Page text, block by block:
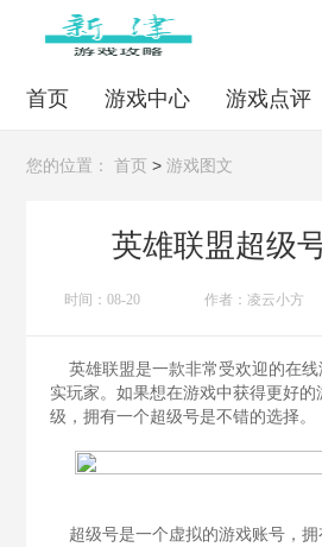
首页 游戏中心 游戏点评
您的位置： 首页 >游戏图文
英雄联盟超级
时间：08-20 作者：凌云小方
英雄联盟是一款非常受欢迎的在线
实玩家。如果想在游戏中获得更好
级，拥有一个超级号是不错的选择。
超级号是一个虚拟的游戏账号，拥